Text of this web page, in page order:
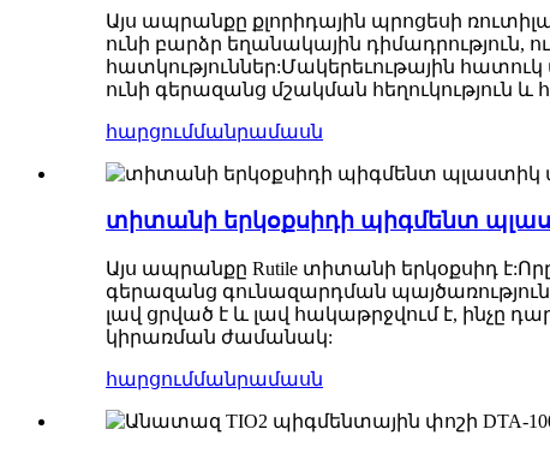
Այս ապրանքը քլորիդային պրոցեսի
ունի բարձր եղանակային դիմադրություն,
հատկություններ:Մակերեւութային
ունի գերազանց մշակման հեղուկություն
հարցումմանրամասն
տիտանի երկօքսիդի պիգմենտ
Այս ապրանքը Rutile տիտանի երկօքսիդ
գերազանց գունազարդման
լավ ցրված է և լավ հակաթրջվում է, ինչը
կիրառման ժամանակ:
հարցումմանրամասն